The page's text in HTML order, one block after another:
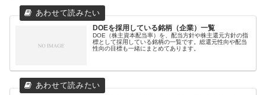
DOEを採用している銘柄（企業）一覧
DOE（株主資本配当率）を、配当方針や株主還元方針の指
標として採用している銘柄の一覧です。総還元性向や配当
性向の目標も一緒にまとめてあります。